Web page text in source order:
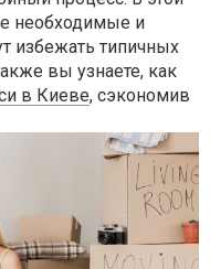
необходимые и
избежать типичных
вы узнаете, как
в Киеве, сэкономив